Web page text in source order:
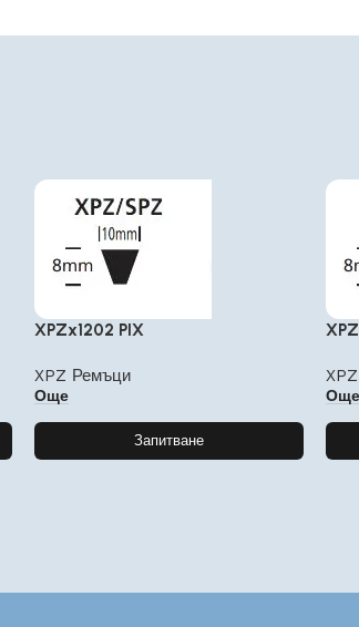
XPZx1202 PIX
XPZ Ремъци
Още
Запитване
Още